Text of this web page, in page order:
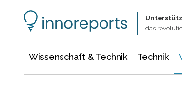
das
Wissenschaft & Technik Technik